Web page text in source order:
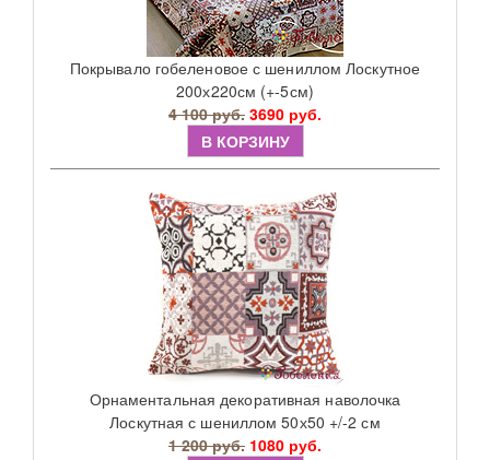
Покрывало гобеленовое с шениллом Лоскутное
200х220см (+-5см)
4 100 руб. 3690 руб.
В КОРЗИНУ
Орнаментальная декоративная наволочка
Лоскутная с шениллом 50х50 +/-2 см
1 200 руб. 1080 руб.